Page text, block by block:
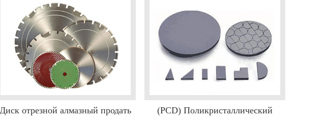
Диск отрезной алмазный продать
(PCD) Поликристаллический